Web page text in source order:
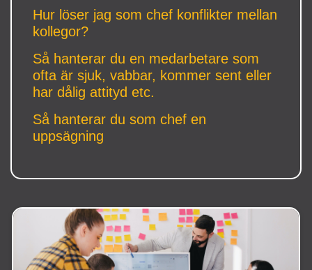
Hur löser jag som chef konflikter mellan
kollegor?
Så hanterar du en medarbetare som
ofta är sjuk, vabbar, kommer sent eller
har dålig attityd etc.
Så hanterar du som chef en
uppsägning